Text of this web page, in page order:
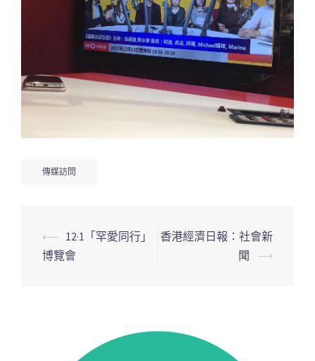
傳媒訪問
Post
navigation
⟵ 12·1「罕愛同行」
博覽會
香港經濟日報：社會新
聞 ⟶